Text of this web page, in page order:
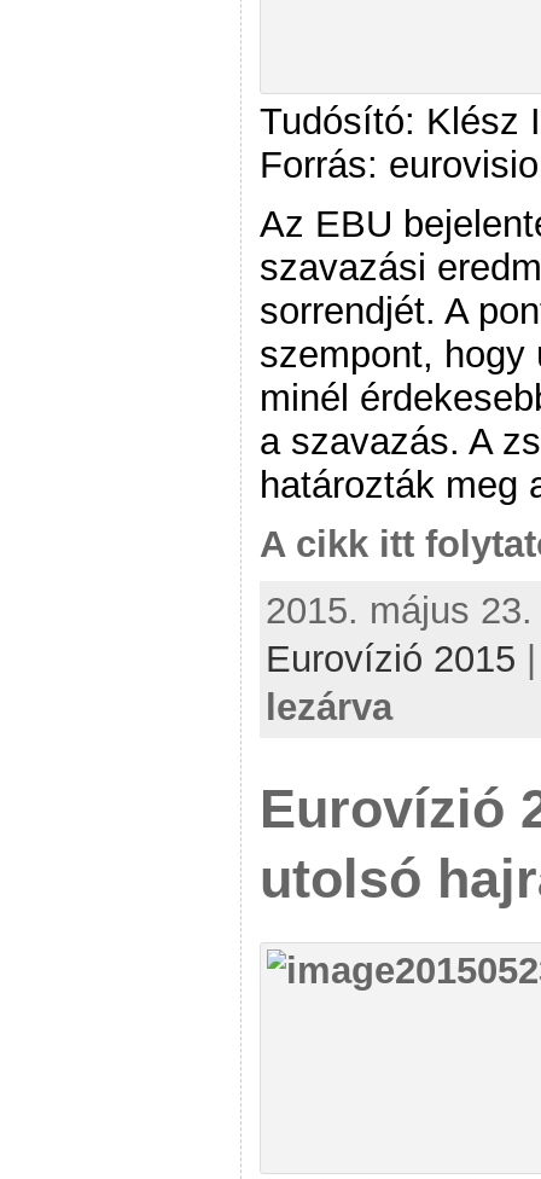
Tudósító: Klész
Forrás:
Az EBU
szavazási
sorrendjét. A
szempont,
minél
a szavazás. A
határozták meg
A cikk itt
2015. május
Eurovízió 2015
lezárva
Eurovízió
utolsó